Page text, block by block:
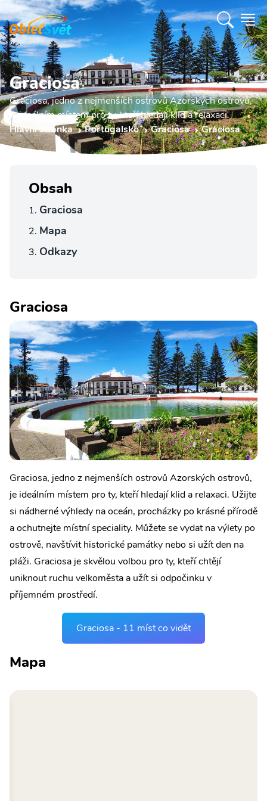
Graciosa
Graciosa, jedno z nejmenších ostrovů Azorských ostrovů,
je ideálním místem pro ty, kteří hledají klid a relaxaci.
Hlavní stránka
Portugalsko Graciosa Graciosa
Obsah
Graciosa
Mapa
Odkazy
Graciosa
Graciosa, jedno z nejmenších ostrovů Azorských ostrovů,
je ideálním místem pro ty, kteří hledají klid a relaxaci. Užijte
si nádherné výhledy na oceán, procházky po krásné přírodě
a ochutnejte místní speciality. Můžete se vydat na výlety po
ostrově, navštívit historické památky nebo si užít den na
pláži. Graciosa je skvělou volbou pro ty, kteří chtějí
uniknout ruchu velkoměsta a užít si odpočinku v
příjemném prostředí.
Graciosa - 11 míst co vidět
Mapa